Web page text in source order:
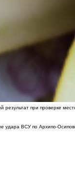
при проверке
удара ВСУ по Архипо-